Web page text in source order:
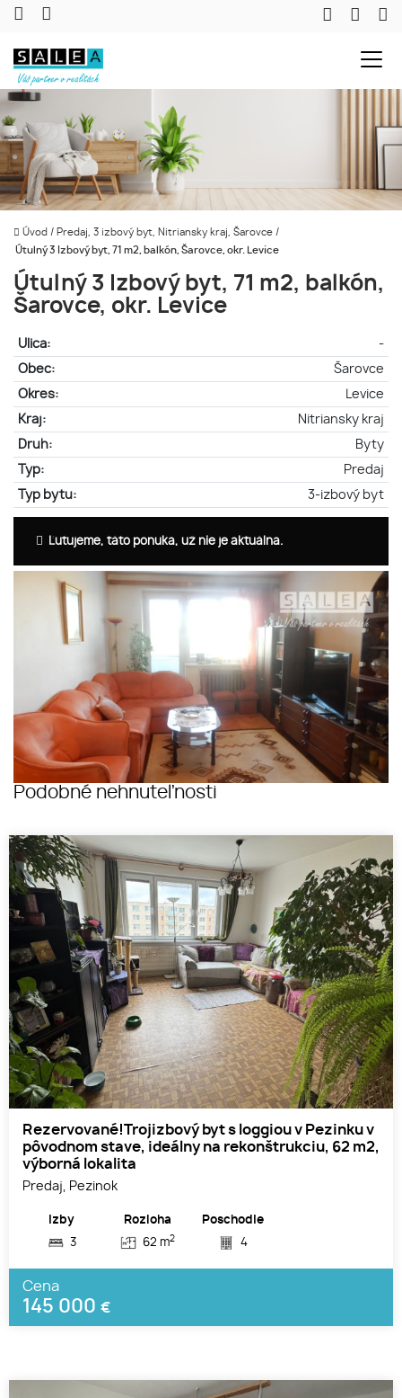
Úvod / Predaj, 3 izbový byt, Nitriansky kraj, Šarovce /
Útulný 3 Izbový byt, 71 m2, balkón, Šarovce, okr. Levice
Útulný 3 Izbový byt, 71 m2, balkón,
Šarovce, okr. Levice
Ulica:
-
Obec:
Šarovce
Okres:
Levice
Kraj:
Nitriansky kraj
Druh:
Byty
Typ:
Predaj
Typ bytu:
3-izbový byt
Ľutujeme, táto ponuka, už nie je aktuálna.
Podobné nehnuteľnosti
Rezervované!Trojizbový byt s loggiou v Pezinku v
pôvodnom stave, ideálny na rekonštrukciu, 62 m2,
výborná lokalita
Predaj, Pezinok
Izby
3
Rozloha
62 m2
Poschodie
4
Cena
145 000 €